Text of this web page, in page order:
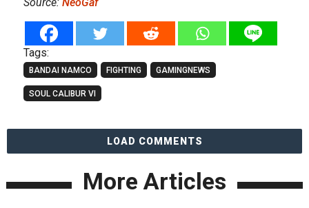
Tags:
BANDAI NAMCO FIGHTING GAMINGNEWS
SOUL CALIBUR VI
LOAD COMMENTS
More Articles